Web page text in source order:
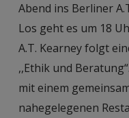
Abend ins Berliner
Los geht es um 18
A.T. Kearney folgt
,,Ethik und
mit einem
nahegelegenen